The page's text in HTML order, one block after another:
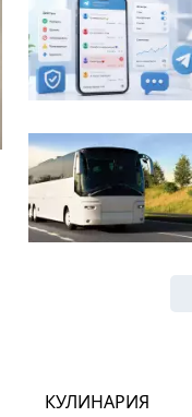
КУЛИНАРИЯ